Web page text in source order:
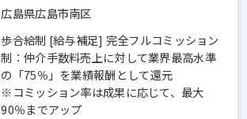
広島県広島市南区
歩合給制 [給与補足] 完全フルコミッション
制：仲介手数料売上に対して業界最高水準
の「75％」を業績報酬として還元
※コミッション率は成果に応じて、最大
90％までアップ